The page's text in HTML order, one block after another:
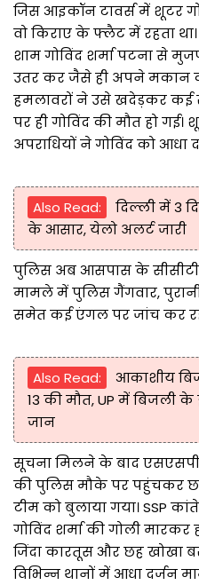
जिस आइकॉन टावर्स में शूटर
वो किराए के फ्लैट में रहता था।
शाम गोविंद शर्मा पटना से
उतर कर जैसे ही अपने मकान
हमलावरों ने उसे खदेड़कर कई
पर ही गोविंद की मौत हो
अपराधियों ने गोविंद को आधा
Also Read:
दिल्ली में 3
के आसार, येलो अलर्ट जारी
पुलिस अब आसपास के
मामले में पुलिस गैंगवार,
समेत कई एंगल पर जांच कर
Also Read:
आकाशीय
13 की मौत, UP में बिजली
जान
सूचना मिलने के बाद
की पुलिस मौके पर पहुंचकर
टीम को बुलाया गया। SSP
गोविंद शर्मा की गोली
जिंदा कारतूस और छह खोखा
विभिन्न थानों में आधा दर्जन